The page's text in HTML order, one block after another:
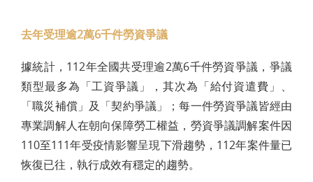
去年受理逾2萬6千件勞資爭議
據統計，112年全國共受理逾2萬6千件勞資爭議，爭議
類型最多為「工資爭議」，其次為「給付資遣費」、
「職災補償」及「契約爭議」；每一件勞資爭議皆經由
專業調解人在朝向保障勞工權益，勞資爭議調解案件因
110至111年受疫情影響呈現下滑趨勢，112年案件量已
恢復已往，執行成效有穩定的趨勢。